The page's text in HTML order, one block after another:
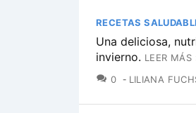
RECETAS
Una deliciosa,
invierno. LEER MÁS
0 COMENTARIOS
LILIANA